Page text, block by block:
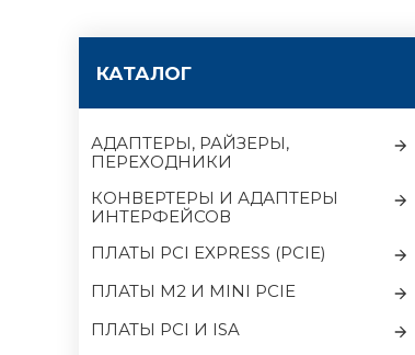
КАТАЛОГ
АДАПТЕРЫ, РАЙЗЕРЫ,
ПЕРЕХОДНИКИ
КОНВЕРТЕРЫ И АДАПТЕРЫ
ИНТЕРФЕЙСОВ
ПЛАТЫ PCI EXPRESS (PCIE)
ПЛАТЫ M2 И MINI PCIE
ПЛАТЫ PCI И ISA